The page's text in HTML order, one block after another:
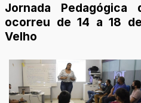
Jornada Pedagógica
ocorreu de 14 a 18
Velho